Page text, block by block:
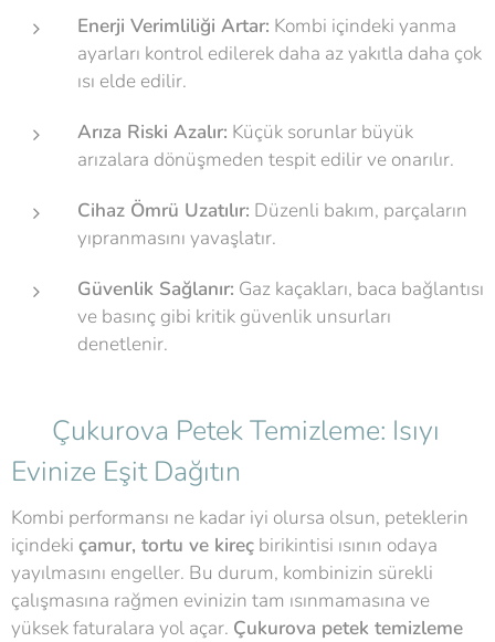
Enerji Verimliliği Artar: Kombi içindeki yanma
ayarları kontrol edilerek daha az yakıtla daha çok
ısı elde edilir.
Arıza Riski Azalır: Küçük sorunlar büyük
arızalara dönüşmeden tespit edilir ve onarılır.
Cihaz Ömrü Uzatılır: Düzenli bakım, parçaların
yıpranmasını yavaşlatır.
Güvenlik Sağlanır: Gaz kaçakları, baca bağlantısı
ve basınç gibi kritik güvenlik unsurları
denetlenir.
💧 Çukurova Petek Temizleme: Isıyı
Evinize Eşit Dağıtın
Kombi performansı ne kadar iyi olursa olsun, peteklerin
içindeki çamur, tortu ve kireç birikintisi ısının odaya
yayılmasını engeller. Bu durum, kombinizin sürekli
çalışmasına rağmen evinizin tam ısınmamasına ve
yüksek faturalara yol açar. Çukurova petek temizleme